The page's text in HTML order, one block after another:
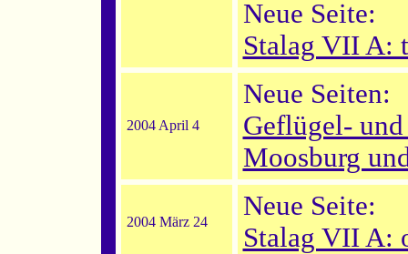
Neue Seite:
Stalag VII A:
2004 April 4
Neue Seiten:
Geflügel-
Moosburg
2004 März 24
Neue Seite:
Stalag VII A: